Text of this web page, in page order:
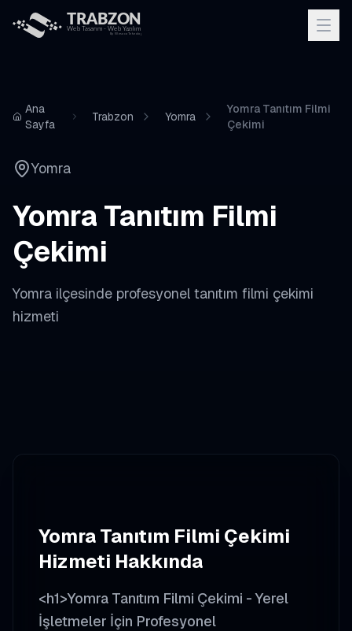
Ana
Sayfa
Trabzon Yomra
Yomra Tanıtım Filmi
Çekimi
Yomra
Yomra Tanıtım Filmi
Çekimi
Yomra ilçesinde profesyonel tanıtım filmi çekimi
hizmeti
YomraTanıtım Filmi Çekimi
Hizmeti Hakkında
<h1>Yomra Tanıtım Filmi Çekimi - Yerel
İşletmeler İçin Profesyonel